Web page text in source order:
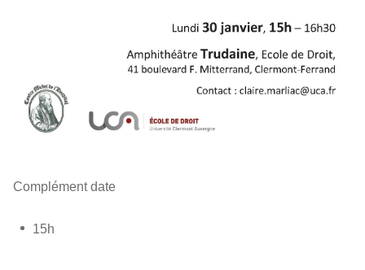
Complément date
15h